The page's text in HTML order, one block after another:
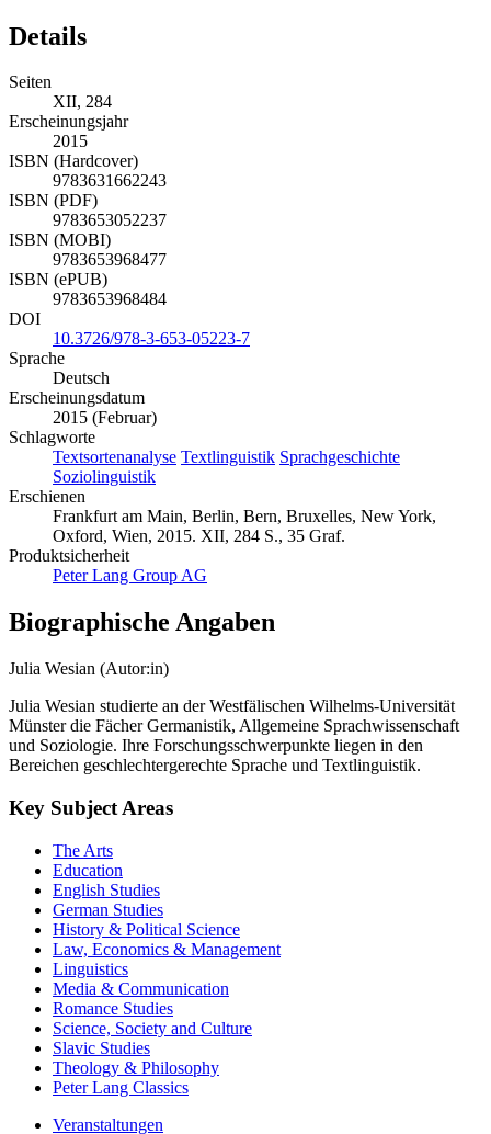
Details
Seiten
XII, 284
Erscheinungsjahr
2015
ISBN (Hardcover)
9783631662243
ISBN (PDF)
9783653052237
ISBN (MOBI)
9783653968477
ISBN (ePUB)
9783653968484
DOI
10.3726/978-3-653-05223-7
Sprache
Deutsch
Erscheinungsdatum
2015 (Februar)
Schlagworte
Textsortenanalyse Textlinguistik Sprachgeschichte
Soziolinguistik
Erschienen
Frankfurt am Main, Berlin, Bern, Bruxelles, New York,
Oxford, Wien, 2015. XII, 284 S., 35 Graf.
Produktsicherheit
Peter Lang Group AG
Biographische Angaben
Julia Wesian (Autor:in)
Julia Wesian studierte an der Westfälischen Wilhelms-Universität
Münster die Fächer Germanistik, Allgemeine Sprachwissenschaft
und Soziologie. Ihre Forschungsschwerpunkte liegen in den
Bereichen geschlechtergerechte Sprache und Textlinguistik.
Key Subject Areas
The Arts
Education
English Studies
German Studies
History & Political Science
Law, Economics & Management
Linguistics
Media & Communication
Romance Studies
Science, Society and Culture
Slavic Studies
Theology & Philosophy
Peter Lang Classics
Veranstaltungen